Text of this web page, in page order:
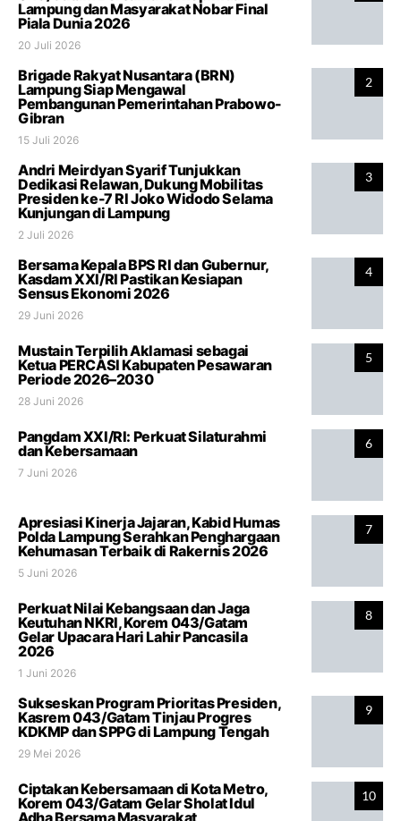
Lampung dan Masyarakat Nobar Final
Piala Dunia 2026
20 Juli 2026
2
Brigade Rakyat Nusantara (BRN)
Lampung Siap Mengawal
Pembangunan Pemerintahan Prabowo-
Gibran
15 Juli 2026
3
Andri Meirdyan Syarif Tunjukkan
Dedikasi Relawan, Dukung Mobilitas
Presiden ke-7 RI Joko Widodo Selama
Kunjungan di Lampung
2 Juli 2026
4
Bersama Kepala BPS RI dan Gubernur,
Kasdam XXI/RI Pastikan Kesiapan
Sensus Ekonomi 2026
29 Juni 2026
5
Mustain Terpilih Aklamasi sebagai
Ketua PERCASI Kabupaten Pesawaran
Periode 2026–2030
28 Juni 2026
6
Pangdam XXI/RI: Perkuat Silaturahmi
dan Kebersamaan
7 Juni 2026
7
Apresiasi Kinerja Jajaran, Kabid Humas
Polda Lampung Serahkan Penghargaan
Kehumasan Terbaik di Rakernis 2026
5 Juni 2026
8
Perkuat Nilai Kebangsaan dan Jaga
Keutuhan NKRI, Korem 043/Gatam
Gelar Upacara Hari Lahir Pancasila
2026
1 Juni 2026
9
Sukseskan Program Prioritas Presiden,
Kasrem 043/Gatam Tinjau Progres
KDKMP dan SPPG di Lampung Tengah
29 Mei 2026
10
Ciptakan Kebersamaan di Kota Metro,
Korem 043/Gatam Gelar Sholat Idul
Adha Bersama Masyarakat